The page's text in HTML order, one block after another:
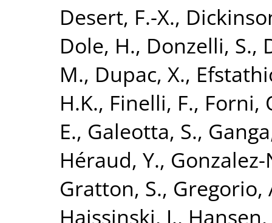
Desert, F.-X.,
Dole, H., Donzelli, S.,
M., Dupac, X.,
H.K., Finelli, F., Forni,
E., Galeotta, S.,
Héraud, Y., Gonzalez-
Gratton, S., Gregorio,
Haissinski, J., Hansen,